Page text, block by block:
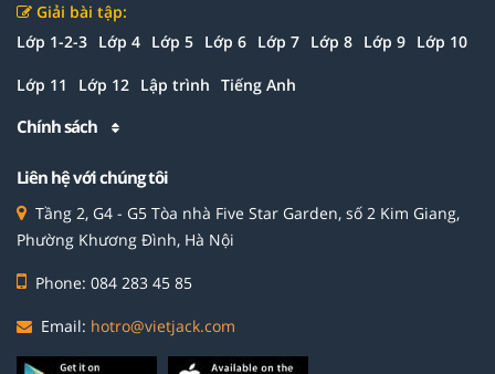
Giải bài tập:
Lớp 1-2-3 Lớp 4 Lớp 5 Lớp 6 Lớp 7 Lớp 8 Lớp 9 Lớp 10
Lớp 11 Lớp 12 Lập trình Tiếng Anh
Chính sách
Liên hệ với chúng tôi
Tầng 2, G4 - G5 Tòa nhà Five Star Garden, số 2 Kim Giang,
Phường Khương Đình, Hà Nội
Phone: 084 283 45 85
Email: hotro@vietjack.com